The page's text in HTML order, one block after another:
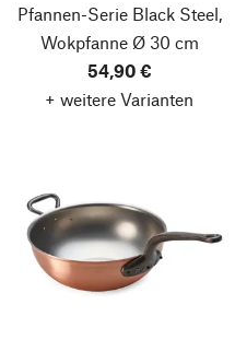
Pfannen-Serie Black Steel,
Wokpfanne Ø 30 cm
54,90 €
+ weitere Varianten